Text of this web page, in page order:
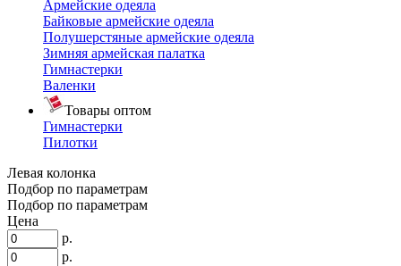
Армейские одеяла
Байковые армейские одеяла
Полушерстяные армейские одеяла
Зимняя армейская палатка
Гимнастерки
Валенки
Товары оптом
Гимнастерки
Пилотки
Левая колонка
Подбор по параметрам
Подбор по параметрам
Цена
р.
р.